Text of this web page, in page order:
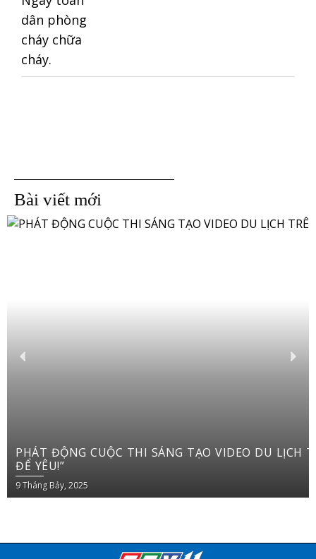
Bài viết mới
PHÁT ĐỘNG CUỘC THI SÁNG TẠO VIDEO DU LỊCH TRÊN YOUTUBE SHORTS “VIỆT NAM: ĐI
ĐỂ YÊU!”
9 Tháng Bảy, 2025